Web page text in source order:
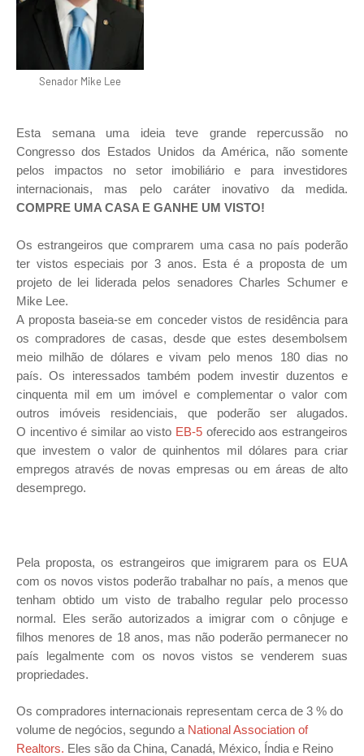
Senador Mike Lee
Esta semana uma ideia teve grande repercussão no
Congresso dos Estados Unidos da América, não somente
pelos impactos no setor imobiliário e para investidores
internacionais, mas pelo caráter inovativo da medida.
COMPRE UMA CASA E GANHE UM VISTO!
Os estrangeiros que comprarem uma casa no país poderão
ter vistos especiais por 3 anos. Esta é a proposta de um
projeto de lei liderada pelos senadores Charles Schumer e
Mike Lee.
A proposta baseia-se em conceder vistos de residência para
os compradores de casas, desde que estes desembolsem
meio milhão de dólares e vivam pelo menos 180 dias no
país.Os interessados também podem investir duzentos e
cinquenta mil em um imóvel e complementar o valor com
outros imóveis residenciais, que poderão ser alugados.
O incentivo é similar aovisto EB-5 oferecido aos estrangeiros
que investem o valor de quinhentos mil dólares para criar
empregos através de novas empresas ou em áreas de alto
desemprego.
Pela proposta, os estrangeiros que imigrarem para os EUA
com os novos vistos poderão trabalhar no país, a menos que
tenham obtido um visto de trabalho regular pelo processo
normal. Eles serão autorizados a imigrar com o cônjuge e
filhos menores de 18 anos, mas não poderão permanecer no
país legalmente com os novos vistos se venderem suas
propriedades.
Os compradores internacionais representam cerca de 3 % do
volume de negócios, segundo a National Association of
Realtors. Eles são da China, Canadá, México, Índia e Reino